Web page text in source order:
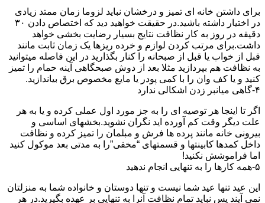
برای داشتن خانه ای تمیز و درخشان نباید لزوما زمان ممتد زیادی
در اختیار داشته باشید.در حقیقت خواهید دید که اختصاص دادن ۳۰
دقیقه در روز به کار نظافت نتایج بسیار رضایت بخشی خواهد
داشت.برای مرتب کردن لوازم و خرده ریزها یک زمان ثابت مانند
قبل از خواب یا قبل از صبحانه را کنار بگذارید در این فاصله میتوانید
به نظافت هم بپردازید مثلا بعد از دوش صبحگاهی آینه حمام را تمیز
کنید و یا کف وان را با کمی پودر یا مایع مخصوص برق بیاندازید.
۴-گاهی میانبر زدن اشکالی ندارد
اگر تا اینجا هر توصیه ای را به جز مورد اول عملی کرده و یا به هر
علت دیگر وقت کم آورده اید نگران نشوید.بخشهای اساسی و
بیرونی خانه مانند پرده ها فرش و مبلمان را تمیز کرده و نظافت
داخل کمدها کابینتها و قسمتهای “مخفی”را به مدتی بعد موکول کنید
اما فراموشش نکنید!
۵-همه کارها را به تنهایی انجام ندهید
این عید تنها عید شما نیست و تنها دوستان و خانواده شما به منزلتان
نمی آیند پس نباید تمام نظافت آنرا به تنهایی بر عهده بگیرید.در هر